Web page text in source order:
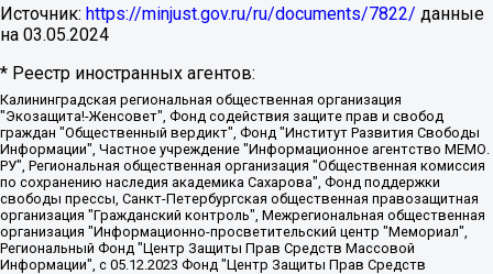
Источник: https://minjust.gov.ru/ru/documents/7822/ данные
на 03.05.2024
* Реестр иностранных агентов:
Калининградская региональная общественная организация "Экозащита!-Женсовет", Фонд содействия защите прав и свобод граждан "Общественный вердикт", Фонд "Институт Развития Свободы Информации", Частное учреждение "Информационное агентство МЕМО. РУ", Региональная общественная организация "Общественная комиссия по сохранению наследия академика Сахарова", Фонд поддержки свободы прессы, Санкт-Петербургская общественная правозащитная организация "Гражданский контроль", Межрегиональная общественная организация "Информационно-просветительский центр "Мемориал", Региональный Фонд "Центр Защиты Прав Средств Массовой Информации", с 05.12.2023 Фонд "Центр Защиты Прав Средств массовой информации", Региональная общественная благотворительная организация помощи беженцам и мигрантам "Гражданское содействие", Негосударственное образовательное учреждение дополнительного профессионального образования (повышение квалификации) специалистов "АКАДЕМИЯ ПО ПРАВАМ ЧЕЛОВЕКА", Свердловская региональная общественная организация "Сутяжник", Автономная некоммерческая организация "Центр независимых социологических исследований", Союз общественных объединений "Российский исследовательский центр по правам человека", Региональное общественное учреждение научно-информационный центр "МЕМОРИАЛ", Некоммерческая организация "Фонд защиты гласности", Автономная некоммерческая организация "Институт прав человека", Городская общественная организация "Екатеринбургское общество "МЕМОРИАЛ", Городская общественная организация "Рязанское историко-просветительское и правозащитное общество "Мемориал" (Рязанский Мемориал), Челябинский региональный орган общественной самодеятельности – женское общественное объединение "Женщины Евразии", Челябинский региональный орган общественной самодеятельности "Уральская правозащитная группа", Фонд содействия защите здоровья и социальной справедливости имени Андрея Рылькова, Автономная Некоммерческая Организация "Аналитический Центр Юрия Левады", Автономная некоммерческая организация социальной поддержки населения "Проект Апрель", Региональная общественная организация помощи женщинам и детям, находящимся в кризисной ситуации "Информационно-методический центр "Анна", Фонд содействия развитию массовых коммуникаций и правовому просвещению "Так-так-Так", Фонд содействия устойчивому развитию "Серебряная тайга", Свердловский региональный общественный фонд социальных проектов "Новое время", "Idel.Реалии", Кавказ.Реалии, Крым.Реалии, Телеканал Настоящее Время, Татаро-башкирская служба Радио Свобода (Azatliq Radiosi), Радио Свободная Европа/Радио Свобода (PCE/PC), "Сибирь.Реалии", "Фактограф", Благотворительный фонд помощи осужденным и их семьям, Автономная некоммерческая организация "Институт глобализации и социальных движений", Фонд "В защиту прав заключенных", Частное учреждение "Центр поддержки и содействия развитию средств массовой информации", Пензенский региональный общественный благотворительный фонд "Гражданский союз", "Север.Реалии", Некоммерческая организация Фонд "Правовая инициатива", Общество с ограниченной ответственностью "Радио Свободная Европа/Радио Свобода", Чешское информационное агентство "MEDIUM-ORIENT", Красноярская региональная общественная организация "Мы против СПИДа", Камалягин Денис Николаевич, Маркелов Сергей Евгеньевич, Пономарев Лев Александрович, Савицкая Людмила Алексеевна, Автономная некоммерческая организация "Центр по работе с проблемой насилия "НАСИЛИЮ.НЕТ", Межрегиональный профессиональный союз работников здравоохранения "Альянс врачей", Юридическое лицо, зарегистрированное в Латвийской Республике, SIA "Medusa Project" (регистрационный номер 40103797863, дата регистрации 10.06.2014), Некоммерческая организация "Фонд по борьбе с коррупцией", Автономная некоммерческая организация "Институт права и публичной политики", Баданин Роман Сергеевич, Гликин Максим Александрович, Железнова Мария Михайловна, Лукьянова Юлия Сергеевна, Маетная Елизавета Витальевна, Маняхин Петр Борисович, Чуракова Ольга Владимировна, Ярош Юлия Петровна, Юридическое лицо "The Insider SIA", зарегистрированное в Риге, Латвийская Республика (дата регистрации 26.06.2015), являющееся администратором доменного имени интернет-издания "The Insider SIA", https://theins.ru, Постернак Алексей Евгеньевич, Рубин Михаил Аркадьевич, Анин Роман Александрович, Юридическое лицо Istories fonds, зарегистрированное в Латвийской Республике (регистрационный номер 50008295751, дата регистрации 24.02.2020), Великовский Дмитрий Александрович, Долинина Ирина Николаевна, Мароховская Алеся Алексеевна, Шлейнов Роман Юрьевич, Шмагун Олеся Валентиновна, Общество с ограниченной ответственностью "Альтаир 2021", Общество с ограниченной ответственностью "Вега 2021", Общество с ограниченной ответственностью "Главный редактор 2021", Общество с ограниченной ответственностью "Ромашки монолит", Важенков Артем Валерьевич, Ивановская областная общественная организация "Центр гендерных исследований", Гурман Юрий Альбертович, Медиапроект "ОВД-Инфо", Егоров Владимир Владимирович, Жилинский Владимир Александрович, Общество с ограниченной ответственностью "ЗП", Иванова София Юрьевна, Карезина Инна Павловна, Кильтау Екатерина Викторовна, Петров Алексей Викторович, Пискунов Сергей Евгеньевич, Смирнов Сергей Сергеевич, Тихонов Михаил Сергеевич, Общество с ограниченной ответственностью "ЖУРНАЛИСТ-ИНОСТРАННЫЙ АГЕНТ", Арапова Галина Юрьевна, Вольтская Татьяна Анатольевна, Американская компания "Mason G.E.S. Anonymous Foundation" (США), являющаяся владельцем интернет-издания https://mnews.world/, Компания "Stichting Bellingcat", зарегистрированная в Нидерландах (дата регистрации 11.07.2018), Захаров Андрей Вячеславович, Клепиковская Екатерина Дмитриевна, Общество с ограниченной ответственностью "МЕМО", Перл Роман Александрович, Симонов Евгений Алексеевич, Соловьева Елена Анатольевна, Сотников Даниил Владимирович, Сурначева Елизавета Дмитриевна, Автономная некоммерческая организация по защите прав человека и информированию населения "Якутия – Наше Мнение", Общество с ограниченной ответственностью "Москоу диджитал медиа", с 26.01.2023 Общество с ограниченной ответственностью "Чайка Белые сады", Ветошкина Валерия Валерьевна, Заговора Максим Александрович, Межрегиональное общественное движение "Российская ЛГБТ - сеть", Оленичев Максим Владимирович, Павлов Иван Юрьевич, Скворцова Елена Сергеевна, Общество с ограниченной ответственностью "Как бы инагент", Кочетков Игорь Викторович, Общество с ограниченной ответственностью "Честные выборы", Еланчик Олег Александрович, Общество с ограниченной ответственностью "Нобелевский призыв", Гималова Регина Эмилевна, Григорьев Андрей Валерьевич, Григорьева Алина Александровна, Ассоциация по содействию защите прав призывников, альтернативнослужащих и военнослужащих "Правозащитная группа "Гражданин.Армия.Право", Хисамова Регина Фаритовна, Автономная некоммерческая организация по реализации социально-правовых программ "Лилит", Дальневосточное общественное движение "Маяк", Санкт-Петербургская ЛГБТ-инициативная группа "Выход", Инициативная группа ЛГБТ+ "Реверс", Алексеев Андрей Викторович, Бекбулатова Таисия Львовна, Беляев Иван Михайлович, Владыкина Елена Сергеевна, Гельман Марат Александрович, Никульшина Вероника Юрьевна, Толоконникова Надежда Андреевна, Шендерович Виктор Анатольевич, Общество с ограниченной ответственностью "Данное сообщение", Общество с ограниченной ответственностью Издательский дом "Новая глава", Айнбиндер Александра Александровна, Московский комьюнити-центр для ЛГБТ+инициатив, Благотворительный фонд развития филантропии, Deutsche Welle (Германия, Kurt-Schumacher-Strasse 3, 53113 Bonn), Борзунова Мария Михайловна, Воробьев Виктор Викторович, Голубева Анна Львовна, Константинова Алла Михайловна, Малкова Ирина Владимировна, Мурадов Мурад Абдулгалимович, Осетинская Елизавета Николаевна, Понасенков Евгений Николаевич, Ганапольский Матвей Юрьевич, Киселев Евгений Алексеевич, Борухович Ирина Григорьевна, Дремин Иван Тимофеевич, Дубровский Дмитрий Викторович, Красноярская региональная общественная организация поддержки и развития альтернативных образовательных технологий и межкультурных коммуникаций "ИНТЕРРА", Маяковская Екатерина Алексеевна, Фейгин Марк Захарович, Филимонов Андрей Викторович, Дзугкоева Регина Николаевна, Доброхотов Роман Александрович, Дудь Юрий Александрович, Елкин Сергей Владимирович, Кругликов Кирилл Игоревич, Сабунаева Мария Леонидовна, Семенов Алексей Владимирович, Шаинян Карен Багратович, Шульман Екатерина Михайловна, Асафьев Артур Валерьевич, Вахштайн Виктор Семенович, Венедиктов Алексей Алексеевич, Лушникова Екатерина Евгеньевна, Волков Леонид Михайлович, Невзоров Александр Глебович, Пархоменко Сергей Борисович, Сироткин Ярослав Николаевич, Кара-Мурза Владимир Владимирович, Баранова Наталья Владимировна, Гозман Леонид Яковлевич, Кагарлицкий Борис Юльевич, Климарев Михаил Валерьевич, Милов Владимир Станиславович, Автономная некоммерческая организация Краснодарский центр современного искусства "Типография", Моргенштерн Алишер Тагирович, Соболь Любовь Эдуардовна, Общество с ограниченной ответственностью "ЛИЗА НОРМ", Каспаров Гарри Кимович, Ходорковский Михаил Борисович, Общество с ограниченной ответственностью "Апрельские тезисы", Данилович Ирина Брониславовна, Кашин Олег Владимирович, Петров Николай Владимирович, Пивоваров Алексей Владимирович, Соколов Михаил Владимирович, Цветкова Юлия Владимировна, Чичваркин Евгений Александрович, Комитет против пыток/Команда против пыток, Общество с ограниченной ответственностью "Первый научный", Общество с ограниченной ответственностью "Вертолет и ко", Белоцерковская Вероника Борисовна, Кац Максим Евгеньевич, Лазарева Татьяна Юрьевна, Шаведдинов Руслан Табризович, Яшин Илья Валерьевич, Общество с ограниченной ответственностью "Иноагент ААВ", Алешковский Дмитрий Петрович, Альбац Евгения Марковна, Быков Дмитрий Львович, Галямина Юлия Евгеньевна, Лойко Сергей Леонидович, Мартынов Кирилл Константинович, Медведев Сергей Александрович, Крашенинников Федор Геннадиевич, Гордеева Катерина Вл